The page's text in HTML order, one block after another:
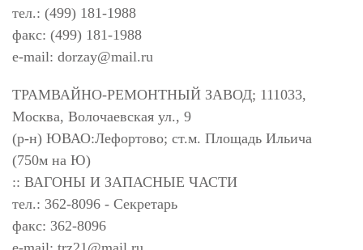
тел.: (499) 181-1988
факс: (499) 181-1988
e-mail: dorzay@mail.ru
ТРАМВАЙНО-РЕМОНТНЫЙ ЗАВОД; 111033,
Москва, Волочаевская ул., 9
(р-н) ЮВАО:Лефортово; ст.м. Площадь Ильича
(750м на Ю)
:: ВАГОНЫ И ЗАПАСНЫЕ ЧАСТИ
тел.: 362-8096 - Секретарь
факс: 362-8096